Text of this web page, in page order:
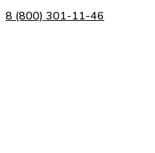
8 (800) 301-11-46